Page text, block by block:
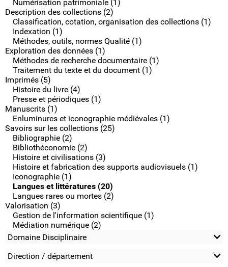
Numérisation patrimoniale (1)
Description des collections (2)
Classification, cotation, organisation des collections (1)
Indexation (1)
Méthodes, outils, normes Qualité (1)
Exploration des données (1)
Méthodes de recherche documentaire (1)
Traitement du texte et du document (1)
Imprimés (5)
Histoire du livre (4)
Presse et périodiques (1)
Manuscrits (1)
Enluminures et iconographie médiévales (1)
Savoirs sur les collections (25)
Bibliographie (2)
Bibliothéconomie (2)
Histoire et civilisations (3)
Histoire et fabrication des supports audiovisuels (1)
Iconographie (1)
Langues et littératures (20)
Langues rares ou mortes (2)
Valorisation (3)
Gestion de l'information scientifique (1)
Médiation numérique (2)
Domaine Disciplinaire
Direction / département